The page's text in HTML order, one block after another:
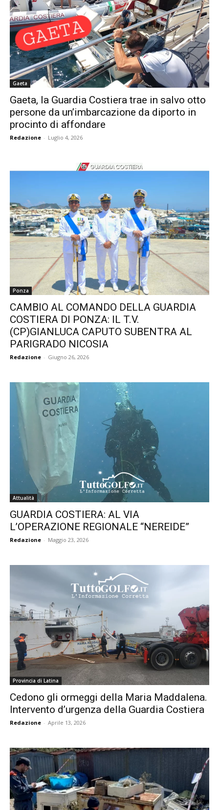
Gaeta
Gaeta, la Guardia Costiera trae in salvo otto
persone da un’imbarcazione da diporto in
procinto di affondare
Redazione - Luglio 4, 2026
Ponza
CAMBIO AL COMANDO DELLA GUARDIA
COSTIERA DI PONZA: IL T.V.
(CP)GIANLUCA CAPUTO SUBENTRA AL
PARIGRADO NICOSIA
Redazione - Giugno 26, 2026
Attualità
GUARDIA COSTIERA: AL VIA
L’OPERAZIONE REGIONALE “NEREIDE”
Redazione - Maggio 23, 2026
Provincia di Latina
Cedono gli ormeggi della Maria Maddalena.
Intervento d’urgenza della Guardia Costiera
Redazione - Aprile 13, 2026